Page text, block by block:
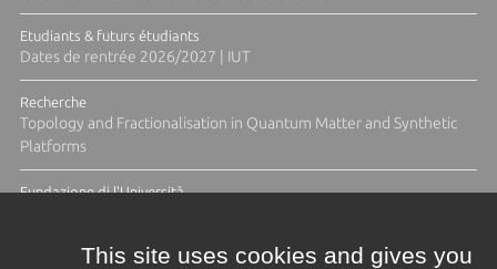
Etudiants & futurs étudiants
Dates de rentrée 2026/2027 | IUT
Recherche
Topology and Fractionalisation in Quantum Matter and Synthetic
Platforms
Fundazione di l'Università
This site uses cookies and gives you